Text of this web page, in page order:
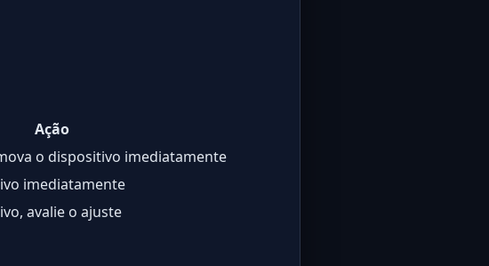
Ação
o dispositivo imediatamente
imediatamente
avalie o ajuste